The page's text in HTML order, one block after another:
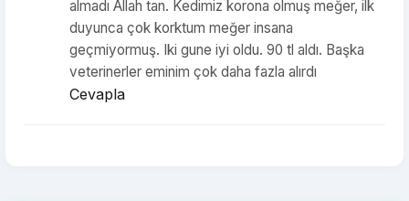
almadı Allah tan. Kedimiz korona olmuş meğer, ilk
duyunca çok korktum meğer insana
geçmiyormuş. Iki gune iyi oldu. 90 tl aldı. Başka
veterinerler eminim çok daha fazla alırdı
Cevapla